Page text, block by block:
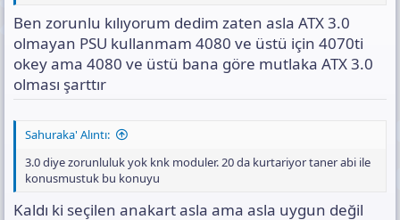
Ben zorunlu kılıyorum dedim zaten asla ATX 3.0
olmayan PSU kullanmam 4080 ve üstü için 4070ti
okey ama 4080 ve üstü bana göre mutlaka ATX 3.0
olması şarttır
Sahuraka' Alıntı:
3.0 diye zorunluluk yok knk moduler. 20 da kurtariyor taner abi ile
konusmustuk bu konuyu
Kaldı ki seçilen anakart asla ama asla uygun değil